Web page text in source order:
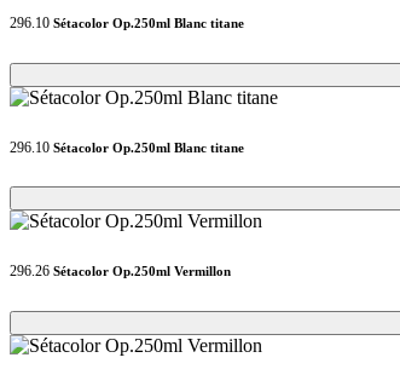
296.10 Sétacolor Op.250ml Blanc titane
Loading...
Loading...
296.10 Sétacolor Op.250ml Blanc titane
Loading...
Loading...
296.26 Sétacolor Op.250ml Vermillon
Loading...
Loading...